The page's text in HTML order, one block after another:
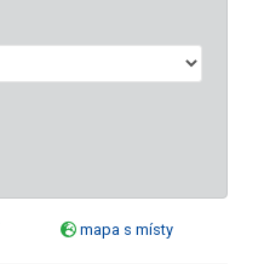
mapa s místy